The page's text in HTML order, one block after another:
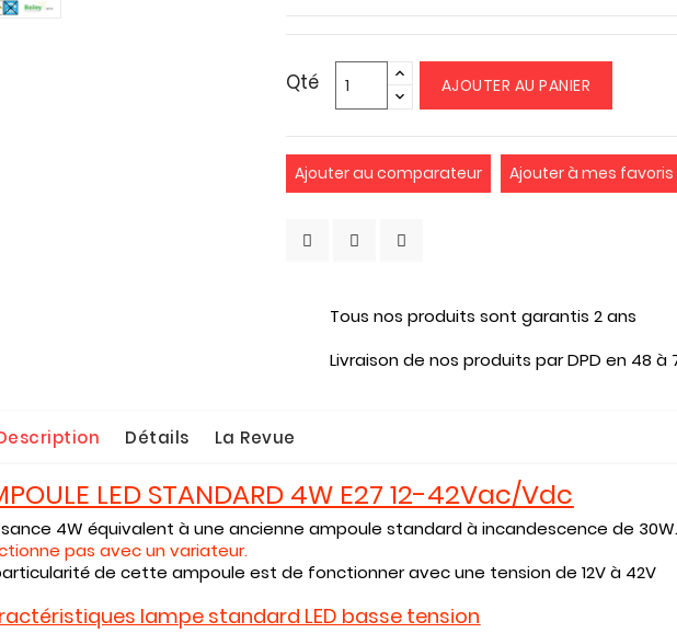
Qté AJOUTER AU PANIER
Ajouter au comparateur Ajouter à mes favoris
Tous nos produits sont garantis 2 ans
Livraison de nos produits par DPD en 48 à
Détails La Revue
LED STANDARD 4W E27 12-42Vac/Vdc
4W équivalent à une ancienne ampoule standard à incandescence de 30W
pas avec un variateur.
de cette ampoule est de fonctionner avec une tension de 12V à 42V
lampe standard LED basse tension